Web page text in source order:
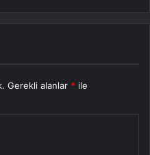
Gerekli alanlar * ile